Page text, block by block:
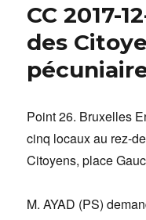
CC 2017-
des
Point 26. Bruxelles
cinq locaux au rez-
Citoyens, place
M. AYAD (PS)